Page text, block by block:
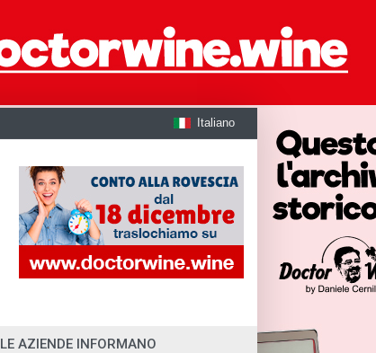
Italiano
LE AZIENDE INFORMANO